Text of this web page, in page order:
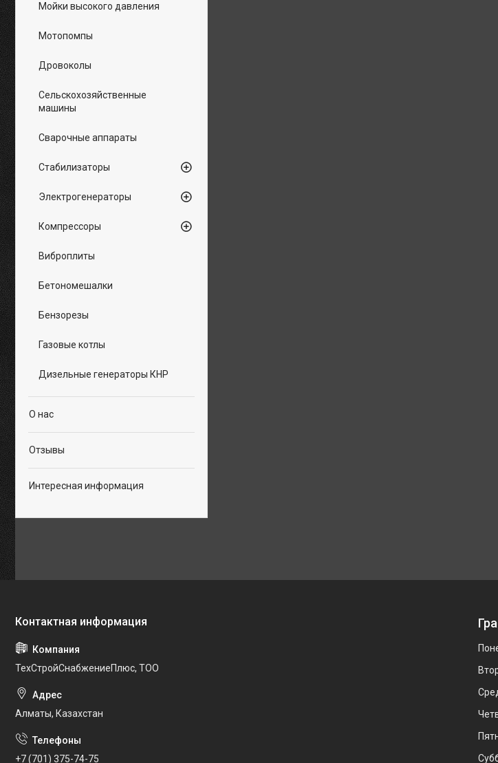
Мойки высокого давления
Мотопомпы
Дровоколы
Сельскохозяйственные
машины
Сварочные аппараты
Стабилизаторы
Электрогенераторы
Компрессоры
Виброплиты
Бетономешалки
Бензорезы
Газовые котлы
Дизельные генераторы КНР
О нас
Отзывы
Интересная информация
ТехСтройСнабжениеПлюс, ТОО
Алматы, Казахстан
+7 (701) 375-74-75